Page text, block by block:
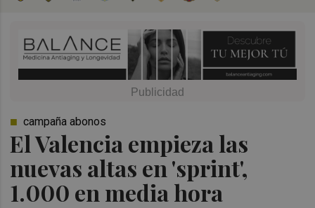
El Valencia empieza las
nuevas altas en 'sprint',
1.000 en media hora
campaña abonos